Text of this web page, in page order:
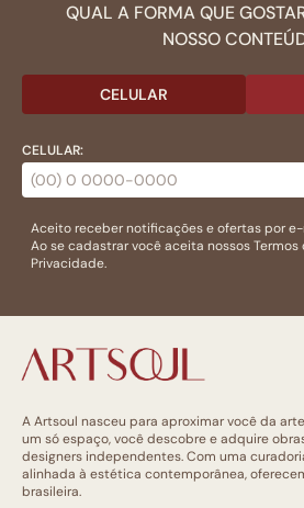
QUAL A FORMA QUE
NOSSO
CELULAR
CELULAR:
Aceito receber notificações e ofertas por
Ao se cadastrar você aceita nossosTermos
Privacidade.
A Artsoul nasceu para aproximar você da
um só espaço, você descobre e adquire
designers independentes. Com uma
alinhada à estética contemporânea,
brasileira.